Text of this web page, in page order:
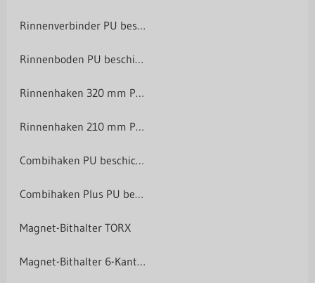
Rinnenverbinder PU beschichtet
Rinnenboden PU beschichtet
Rinnenhaken 320 mm PU beschichtet
Rinnenhaken 210 mm PU beschichtet
Combihaken PU beschichtet
Combihaken Plus PU beschichtet
Magnet-Bithalter TORX
Magnet-Bithalter 6-Kant-Schraube